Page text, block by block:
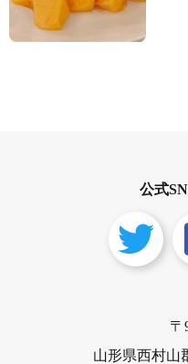
公式
〒
山形県西村山